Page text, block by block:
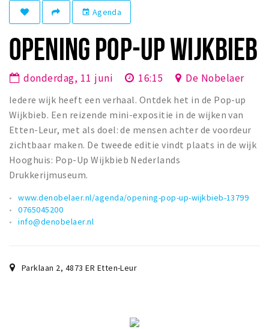
Winkelgebieden
Bezienswaardigheden
Musea, theaters & podia
Uitjes & activiteiten
Toeristische routes
Natuurgebieden
Baroniepoorten
Sport
Privacy
event Agenda
OPENING POP-UP WIJKBIEB
donderdag, 11 juni 16:15 De Nobelaer
Iedere wijk heeft een verhaal. Ontdek het in de Pop-up
Wijkbieb. Een reizende mini-expositie in de wijken van
Etten-Leur, met als doel: de mensen achter de voordeur
zichtbaar maken. De tweede editie vindt plaats in de wijk
Hooghuis: Pop-Up Wijkbieb Nederlands
Drukkerijmuseum.
www.denobelaer.nl/agenda/opening-pop-up-wijkbieb-13799
0765045200
info@denobelaer.nl
Parklaan 2, 4873 ER Etten-Leur